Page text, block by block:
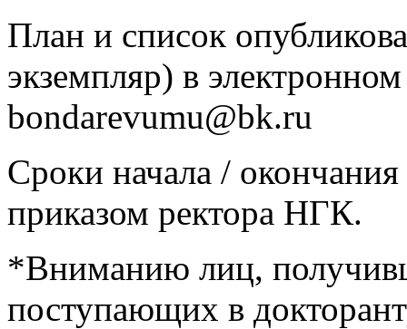
План и список
экземпляр) в
bondarevumu@bk.ru
Сроки начала /
приказом ректора НГК.
*Вниманию лиц,
поступающих в